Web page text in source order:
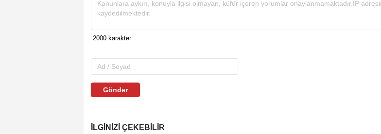
Gönder
İLGINIZI ÇEKEBILIR